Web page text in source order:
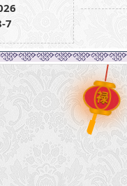
7
禄